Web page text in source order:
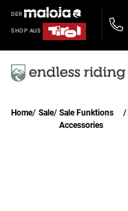
DER
SHOP AUS
Home Sale
Sale Funktions
Accessories